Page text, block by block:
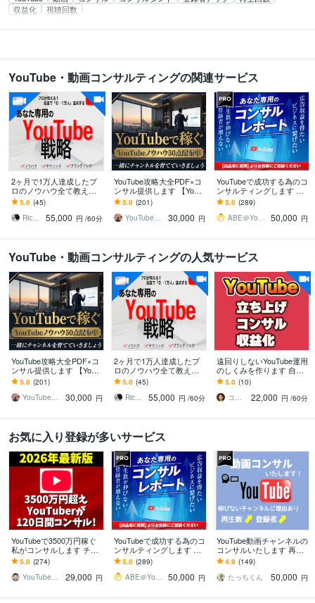
収益化
視聴回数
YouTube・動画コンサルティングの関連サービス
2ヶ月で1万人達成したプ
ロのノウハウ全て教えま
す 【購入審査あり】マー
ケティング、ブランディ
ング設計
5.0 (45)
Richard＠YouTubeを伸ばす
55,000 円 /60分
YouTube攻略大全PDF×コ
ンサル提供します 【YouT
ube攻略PDF】とコンサル
であなたのCHを伸ばす
5.0 (201)
YouTubeマーケティング大関
30,000 円
YouTubeで成功する為のコ
ンサルティングします マ
ーケティング、再生数、
チャンネル登録、サムネ
イル、宣伝
5.0 (289)
ABE＠YouTubeコンサルティング
50,000 円
YouTube・動画コンサルティングの人気サービス
YouTube攻略大全PDF×コ
ンサル提供します 【YouT
ube攻略PDF】とコンサル
であなたのCHを伸ばす
5.0 (201)
YouTubeマーケティング大関
30,000 円
2ヶ月で1万人達成したプ
ロのノウハウ全て教えま
す 【購入審査あり】マー
ケティング、ブランディ
ング設計
5.0 (45)
Richard＠YouTubeを伸ばす
55,000 円 /60分
遠回りしないYouTube運用
のしくみを作ります 自己
流で失敗しない個別設
計、120分の失敗回避方法
5.0 (10)
コモリ3201
22,000 円 /60分
お気に入り登録が多いサービス
YouTubeで3500万円稼ぐ
私がコンサルします チャ
ンネル登録・再生時間・
宣伝・個人・マーケティ
ング・収益化
5.0 (274)
YouTubeで独立した人＠3500万円
29,000 円
YouTubeで成功する為のコ
ンサルティングします マ
ーケティング、再生数、
チャンネル登録、サムネ
イル、宣伝
5.0 (289)
ABE＠YouTubeコンサルティング
50,000 円
YouTube動画チャンネルの
コンサルいたします 再生
数が上がらないチャンネ
ル登録者が伸びないとお
悩みの方に
4.9 (149)
たっちくん
50,000 円